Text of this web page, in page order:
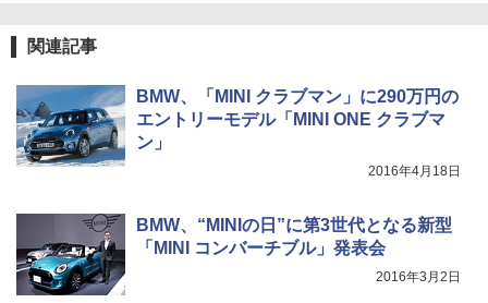
関連記事
BMW、「MINI クラブマン」に290万円の
エントリーモデル「MINI ONE クラブマ
ン」
2016年4月18日
BMW、“MINIの日”に第3世代となる新型
「MINI コンバーチブル」発表会
2016年3月2日